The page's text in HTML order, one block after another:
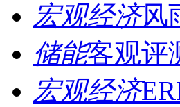
宏观经济风
储能客观评
宏观经济